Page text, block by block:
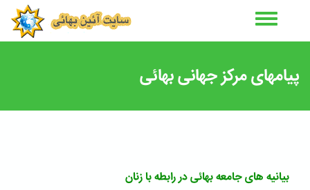
پیامهای مرکز جهانی بهائی
بیانیه های جامعه بهائی در رابطه با زنان